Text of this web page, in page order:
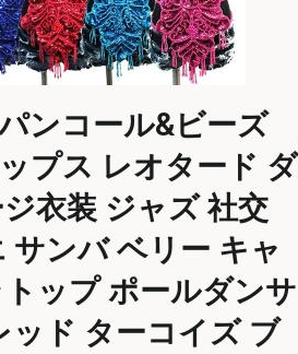
ンコール&ビーズ
プス レオタード ダ
衣装 ジャズ 社交
サンバ ベリー キャ
ップ ポールダンサ
ッド ターコイズ ブ